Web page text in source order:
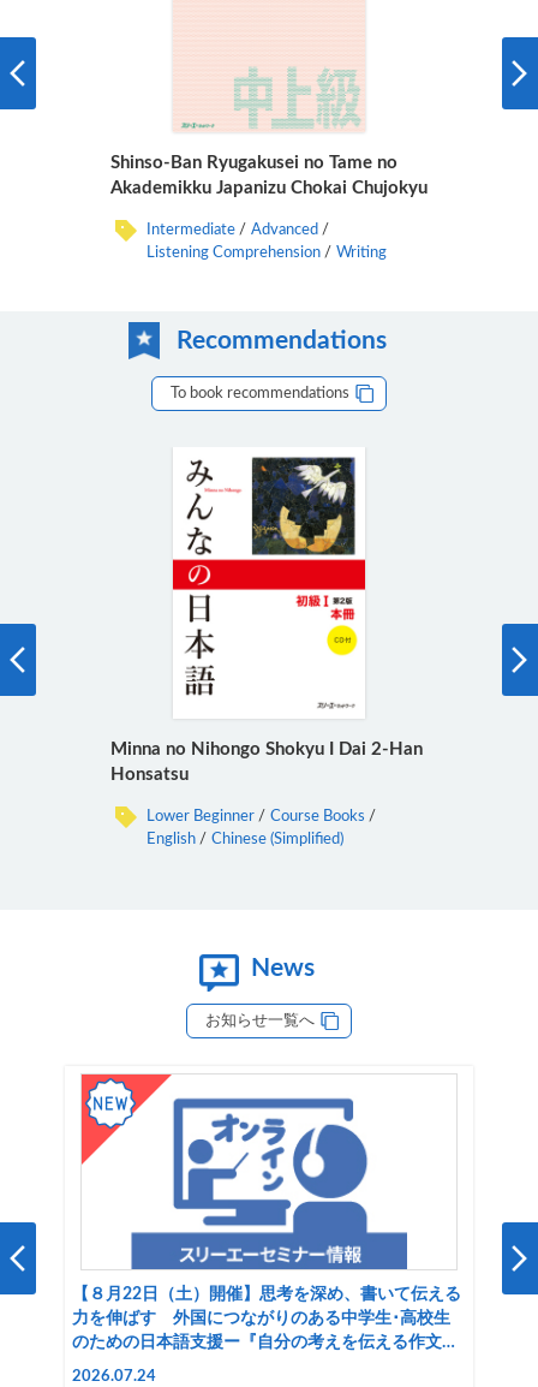
Shinso-Ban Ryugakusei no Tame no
Akademikku Japanizu Chokai Chujokyu
Intermediate
Advanced
Listening Comprehension
Writing
Recommendations
To book recommendations
Minna no Nihongo Shokyu I Dai 2-Han
Honsatsu
Lower Beginner
Course Books
English
Chinese (Simplified)
News
お知らせ一覧へ
【８月22日（土）開催】思考を深め、書いて伝える
力を伸ばす 外国につながりのある中学生･高校生
のための日本語支援ー『自分の考えを伝える作文練
習帳 外国につながりのある生徒のための日本語』を
2026.07.24